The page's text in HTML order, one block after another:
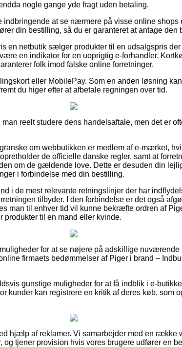
nogle gange yde fragt uden betaling.
indbringende at se nærmere på visse online shops
din bestilling, så du er garanteret at antage den
en netbutik sælger produkter til en udsalgspris
en indikator for en uoprigtig e-forhandler.
folk imod falske online forretninger.
eller MobilePay. Som en anden løsning
du higer efter at afbetale regningen over tid.
man reelt studere dens handelsaftale, men det er
om webbutikken er medlem af e-mærket,
de officielle danske regler, samt at
om de gældende love. Dette er desuden din
i forbindelse med din bestilling.
i de mest relevante retningslinjer der har
tilbyder. I den forbindelse er det også
man til enhver tid vil kunne bekræfte ordren af
produkter til en mand eller kvinde.
for at se nøjere på adskillige
firmaets bedømmelser af Piger i brand –
gunstige muligheder for at få indblik i e-
kunder kan registrere en kritik af deres køb, som
hjælp af reklamer. Vi samarbejder med en række
og tjener provision hvis vores brugere udfører en